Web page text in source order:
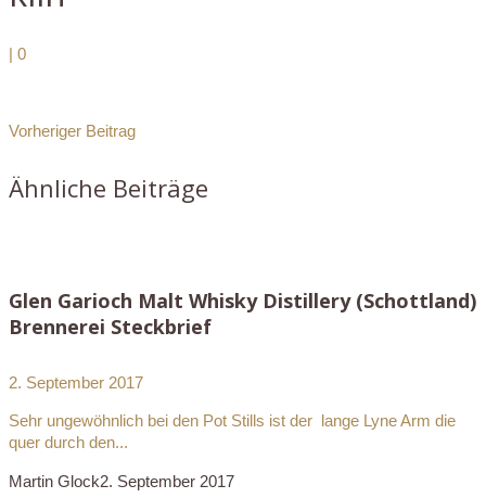
| 0
Vorheriger Beitrag
Ähnliche Beiträge
Glen Garioch Malt Whisky Distillery (Schottland)
Brennerei Steckbrief
2. September 2017
Sehr ungewöhnlich bei den Pot Stills ist der lange Lyne Arm die
quer durch den...
Martin Glock2. September 2017